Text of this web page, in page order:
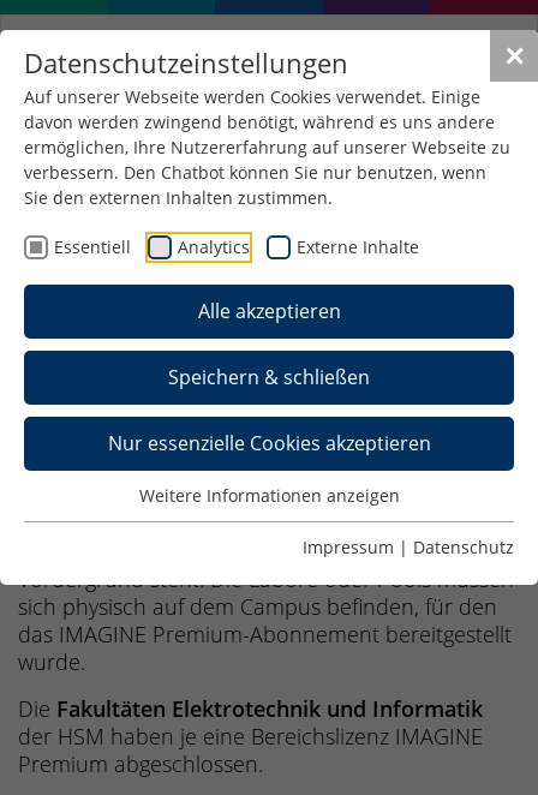
✕
Datenschutzeinstellungen
Auf unserer Webseite werden Cookies verwendet. Einige
davon werden zwingend benötigt, während es uns andere
ermöglichen, Ihre Nutzererfahrung auf unserer Webseite zu
verbessern. Den Chatbot können Sie nur benutzen, wenn
Sie den externen Inhalten zustimmen.
Essentiell Analytics Externe Inhalte
Alle akzeptieren
Speichern & schließen
Nur essenzielle Cookies akzeptieren
Weitere Informationen anzeigen
Impressum | Datenschutz
IMAGINE PREMIUM
Microsoft an Hochschulbereiche, die zu den
Wirtschaftsinformatik, Naturwissenschaften &
Technik – insbesondere Ingenieurwissenschaften)
gehören. Sie bietet Lehrenden, Studierenden und
Administratoren zu Zwecken von Forschung und
Lehre Zugriff auf Microsofts neueste Entwickler-
und Designerwerkzeuge, Server und
Betriebssysteme. Außerdem dürfen die Software-
Produkte in Laboren oder Pools der genannten
Fakultäten installiert werden, in denen die Lehre
für Entwickler und Designer im MINT-Bereich im
Vordergrund steht. Die Labore oder Pools müssen
sich physisch auf dem Campus befinden, für den
das IMAGINE Premium-Abonnement bereitgestellt
wurde.
Die Fakultäten Elektrotechnik und Informatik
der HSM haben je eine Bereichslizenz IMAGINE
Premium abgeschlossen.